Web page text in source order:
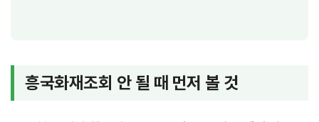
흥국화재조회 안 될 때 먼저 볼 것